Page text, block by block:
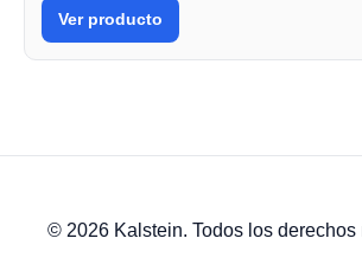
Ver producto
© 2026 Kalstein. Todos los derechos